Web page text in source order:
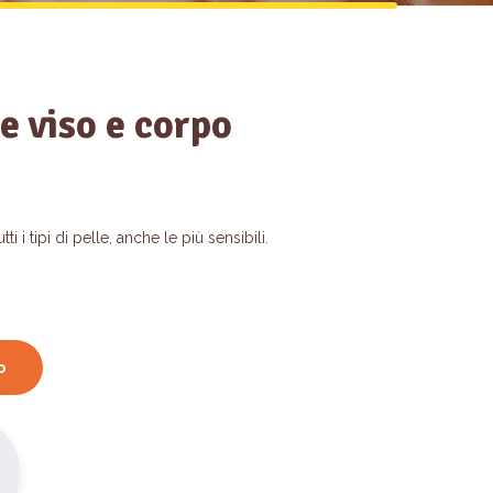
viso e corpo
i tipi di pelle, anche le più sensibili.